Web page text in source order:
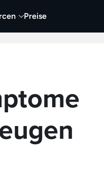
Preise
Video Visueller Content